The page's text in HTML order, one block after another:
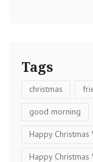
Tags
christmas
good morning
Happy Christmas
Happy